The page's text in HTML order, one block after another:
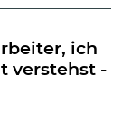
ich
verstehst -